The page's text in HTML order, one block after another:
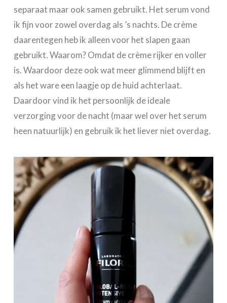
separaat maar ook samen gebruikt. Het serum vond
ik fijn voor zowel overdag als ’s nachts. De crème
daarentegen heb ik alleen voor het slapen gaan
gebruikt. Waarom? Omdat de crème rijker en voller
is. Waardoor deze ook wat meer glimmend blijft en
als het ware een laagje op de huid achterlaat.
Daardoor vind ik het persoonlijk de ideale
verzorging voor de nacht (maar wel over het serum
heen natuurlijk) en gebruik ik het liever niet overdag.